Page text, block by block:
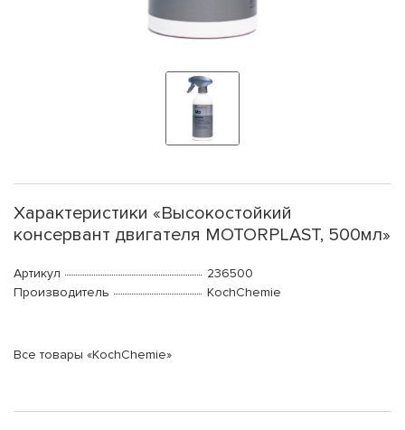
Характеристики «Высокостойкий
консервант двигателя MOTORPLAST, 500мл»
Артикул
236500
Производитель
KochChemie
Все товары «KochChemie»